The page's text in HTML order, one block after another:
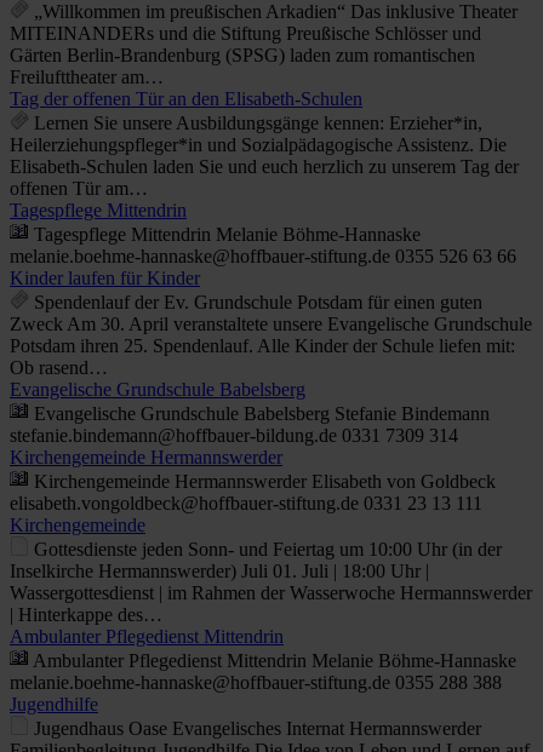
„Willkommen im preußischen Arkadien“ Das inklusive Theater
MITEINANDERs und die Stiftung Preußische Schlösser und
Gärten Berlin-Brandenburg (SPSG) laden zum romantischen
Freilufttheater am…
Tag der offenen Tür an den Elisabeth-Schulen
Lernen Sie unsere Ausbildungsgänge kennen: Erzieher*in,
Heilerziehungspfleger*in und Sozialpädagogische Assistenz. Die
Elisabeth-Schulen laden Sie und euch herzlich zu unserem Tag der
offenen Tür am…
Tagespflege Mittendrin
Tagespflege Mittendrin Melanie Böhme-Hannaske
melanie.boehme-hannaske@hoffbauer-stiftung.de 0355 526 63 66
Kinder laufen für Kinder
Spendenlauf der Ev. Grundschule Potsdam für einen guten
Zweck Am 30. April veranstaltete unsere Evangelische Grundschule
Potsdam ihren 25. Spendenlauf. Alle Kinder der Schule liefen mit:
Ob rasend…
Evangelische Grundschule Babelsberg
Evangelische Grundschule Babelsberg Stefanie Bindemann
stefanie.bindemann@hoffbauer-bildung.de 0331 7309 314
Kirchengemeinde Hermannswerder
Kirchengemeinde Hermannswerder Elisabeth von Goldbeck
elisabeth.vongoldbeck@hoffbauer-stiftung.de 0331 23 13 111
Kirchengemeinde
Gottesdienste jeden Sonn- und Feiertag um 10:00 Uhr (in der
Inselkirche Hermannswerder) Juli 01. Juli | 18:00 Uhr |
Wassergottesdienst | im Rahmen der Wasserwoche Hermannswerder
| Hinterkappe des…
Ambulanter Pflegedienst Mittendrin
Ambulanter Pflegedienst Mittendrin Melanie Böhme-Hannaske
melanie.boehme-hannaske@hoffbauer-stiftung.de 0355 288 388
Jugendhilfe
Jugendhaus Oase Evangelisches Internat Hermannswerder